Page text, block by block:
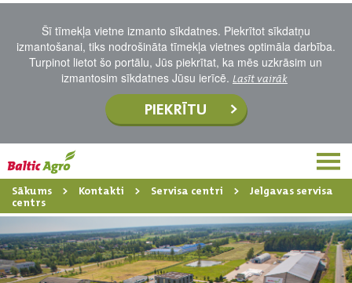
Šī tīmekļa vietne izmanto sīkdatnes. Piekrītot sīkdatņu
izmantošanai, tiks nodrošināta tīmekļa vietnes optimāla darbība.
Turpinot lietot šo portālu, Jūs piekrītat, ka mēs uzkrāsim un
izmantosim sīkdatnes Jūsu ierīcē. Lasīt vairāk
PIEKRĪTU
Sākums Kontakti Servisa centri
Jelgavas servisa
centrs